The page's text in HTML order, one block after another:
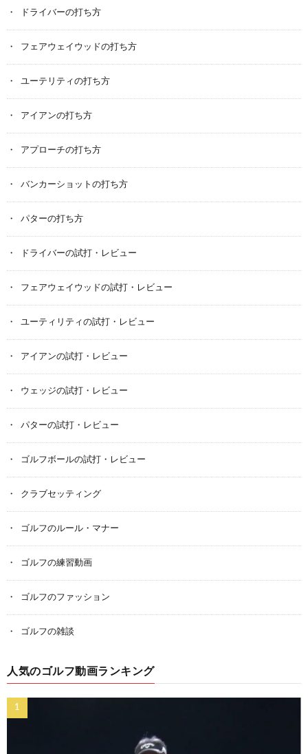
ドライバーの打ち方
フェアウェイウッドの打ち方
ユーテリティの打ち方
アイアンの打ち方
アプローチの打ち方
バンカーショットの打ち方
パターの打ち方
ドライバーの試打・レビュー
フェアウェイウッドの試打・レビュー
ユーティリティの試打・レビュー
アイアンの試打・レビュー
ウェッジの試打・レビュー
パターの試打・レビュー
ゴルフボールの試打・レビュー
クラブセッティング
ゴルフのルール・マナー
ゴルフの練習動画
ゴルフのファッション
ゴルフの雑談
人気のゴルフ動画ランキング